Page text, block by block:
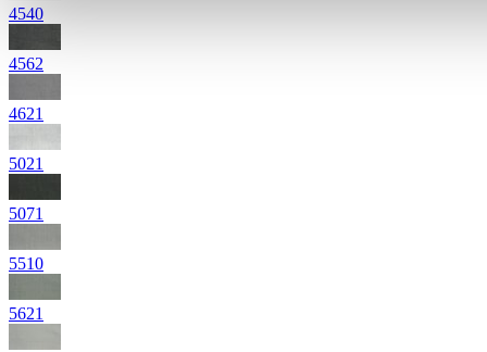
4540
4562
4621
5021
5071
5510
5621